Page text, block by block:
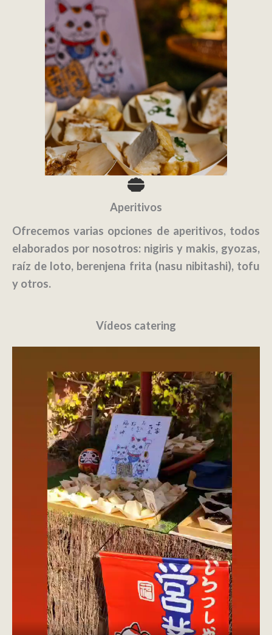
Aperitivos
Ofrecemos varias opciones de aperitivos, todos
elaborados por nosotros: nigiris y makis, gyozas,
raíz de loto, berenjena frita (nasu nibitashi), tofu
y otros.
Vídeos catering